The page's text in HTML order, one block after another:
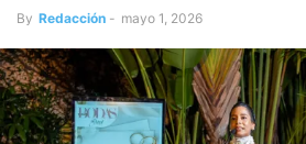
By Redacción - mayo 1, 2026